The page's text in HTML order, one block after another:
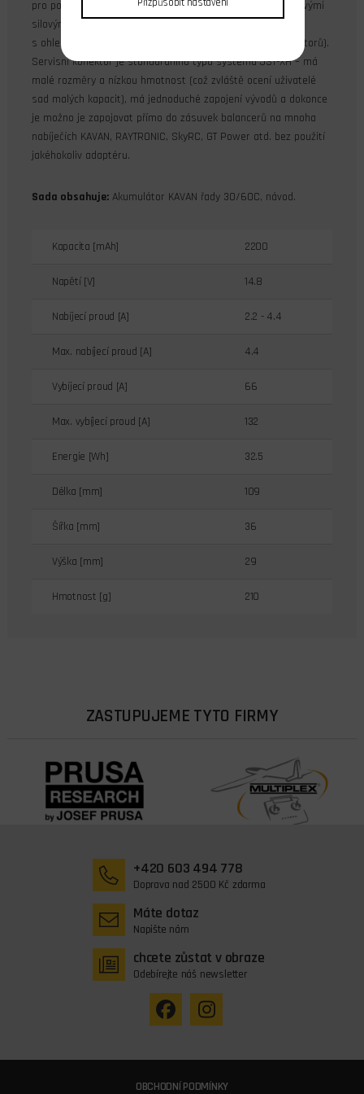
pro pohon modelů letadel a vrtulníků. Je opatřena silikonovými
silovými (nabíjecími) kabely s průřezem dimenzovaným
s ohledem na předpokládané proudové zatížení (bez konektorů).
Servisní konektor je standardního typu systému JST-XH – má
malé rozměry a nízkou hmotnost (což zvláště ocení uživatelé
sad malých kapacit), má jednoduché zapojení vývodů a dokonce
je možno je zapojovat přímo do zásuvek balancerů na mnoha
nabíječích KAVAN, RAYTRONIC, SkyRC, GT Power atd. bez použití
jakéhokoliv adaptéru.
Sada obsahuje:Akumulátor KAVAN řady 30/60C, návod.
Kapacita [mAh] 2200
Napětí [V] 14.8
Nabíjecí proud [A] 2.2 - 4.4
Max. nabíjecí proud [A] 4.4
Vybíjecí proud [A] 66
Max. vybíjecí proud [A] 132
Energie [Wh] 32.5
Délka [mm] 109
Šířka [mm] 36
Výška [mm] 29
Hmotnost [g] 210
ZASTUPUJEME TYTO FIRMY
+420 603 494 778
Doprava nad 2500 Kč zdarma
Máte dotaz
Napište nám
chcete zůstat v obraze
Odebírejte náš newsletter
OBCHODNÍ PODMÍNKY
Přizpůsobit nastavení